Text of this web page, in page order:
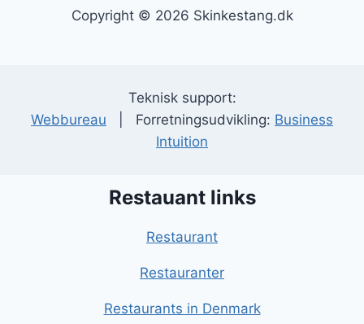
Copyright © 2026 Skinkestang.dk
Teknisk support:
Webbureau | Forretningsudvikling: Business
Intuition
Restauant links
Restaurant
Restauranter
Restaurants in Denmark